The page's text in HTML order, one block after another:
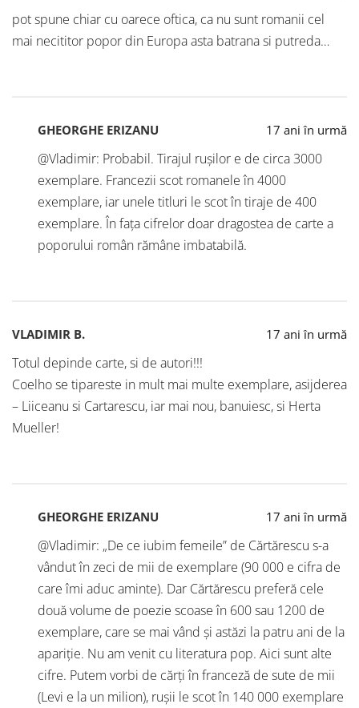
pot spune chiar cu oarece oftica, ca nu sunt romanii cel
mai necititor popor din Europa asta batrana si putreda…
GHEORGHE ERIZANU 17 ani în urmă
@Vladimir: Probabil. Tirajul rușilor e de circa 3000
exemplare. Francezii scot romanele în 4000
exemplare, iar unele titluri le scot în tiraje de 400
exemplare. În fața cifrelor doar dragostea de carte a
poporului român rămâne imbatabilă.
VLADIMIR B. 17 ani în urmă
Totul depinde carte, si de autori!!!
Coelho se tipareste in mult mai multe exemplare, asijderea
– Liiceanu si Cartarescu, iar mai nou, banuiesc, si Herta
Mueller!
GHEORGHE ERIZANU 17 ani în urmă
@Vladimir: „De ce iubim femeile” de Cărtărescu s-a
vândut în zeci de mii de exemplare (90 000 e cifra de
care îmi aduc aminte). Dar Cărtărescu preferă cele
două volume de poezie scoase în 600 sau 1200 de
exemplare, care se mai vând și astăzi la patru ani de la
apariție. Nu am venit cu literatura pop. Aici sunt alte
cifre. Putem vorbi de cărți în franceză de sute de mii
(Levi e la un milion), rușii le scot în 140 000 exemplare